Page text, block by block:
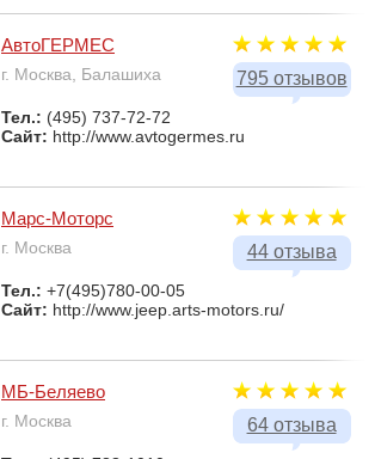
795 отзывов
АвтоГЕРМЕС
г. Москва, Балашиха
Тел.: (495) 737-72-72
Сайт: http://www.avtogermes.ru
44 отзыва
Марс-Моторс
г. Москва
Тел.: +7(495)780-00-05
Сайт: http://www.jeep.arts-motors.ru/
64 отзыва
МБ-Беляево
г. Москва